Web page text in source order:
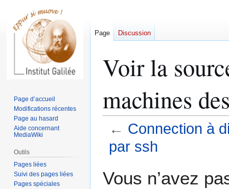
Voir la
machines
← Connection à
par ssh
àà
Vous n’avez
Page Discussion
Page d’accueil
Modifications récentes
Page au hasard
Aide concernant
MediaWiki
Outils
Pages liées
Suivi des pages liées
Pages spéciales